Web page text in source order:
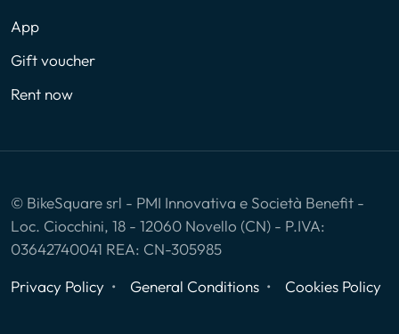
App
Gift voucher
Rent now
© BikeSquare srl - PMI Innovativa e Società Benefit -
Loc. Ciocchini, 18 - 12060 Novello (CN) - P.IVA:
03642740041 REA: CN-305985
Privacy Policy
General Conditions Cookies Policy